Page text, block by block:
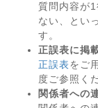
質問内容が
ない、とい
す。
正誤表に掲
正誤表をご
度ご参照く
関係者への